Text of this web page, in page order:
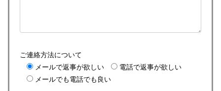
ご連絡方法について
メールで返事が欲しい
電話で返事が欲しい
メールでも電話でも良い